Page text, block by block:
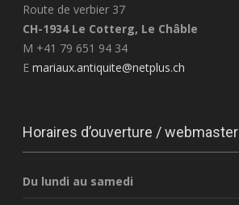
Route de verbier 37
CH-1934 Le Cotterg, Le Châble
M +41 79 651 94 34
E mariaux.antiquite@netplus.ch
Horaires d’ouverture / webmaster
Du lundi au samedi